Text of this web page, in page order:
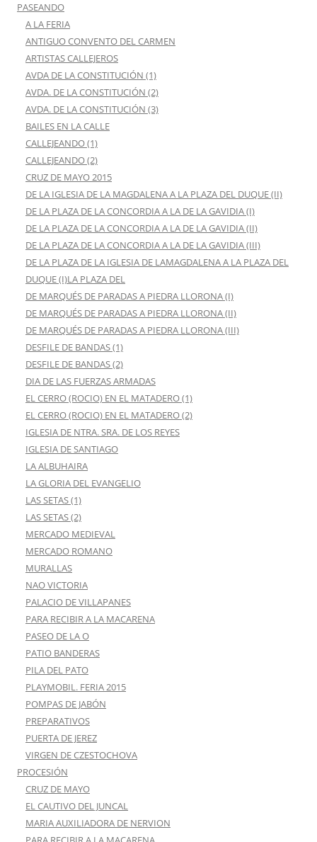
PASEANDO
A LA FERIA
ANTIGUO CONVENTO DEL CARMEN
ARTISTAS CALLEJEROS
AVDA DE LA CONSTITUCIÓN (1)
AVDA. DE LA CONSTITUCIÓN (2)
AVDA. DE LA CONSTITUCIÓN (3)
BAILES EN LA CALLE
CALLEJEANDO (1)
CALLEJEANDO (2)
CRUZ DE MAYO 2015
DE LA IGLESIA DE LA MAGDALENA A LA PLAZA DEL DUQUE (II)
DE LA PLAZA DE LA CONCORDIA A LA DE LA GAVIDIA (I)
DE LA PLAZA DE LA CONCORDIA A LA DE LA GAVIDIA (II)
DE LA PLAZA DE LA CONCORDIA A LA DE LA GAVIDIA (III)
DE LA PLAZA DE LA IGLESIA DE LAMAGDALENA A LA PLAZA DEL
DUQUE (I)LA PLAZA DEL
DE MARQUÉS DE PARADAS A PIEDRA LLORONA (I)
DE MARQUÉS DE PARADAS A PIEDRA LLORONA (II)
DE MARQUÉS DE PARADAS A PIEDRA LLORONA (III)
DESFILE DE BANDAS (1)
DESFILE DE BANDAS (2)
DIA DE LAS FUERZAS ARMADAS
EL CERRO (ROCIO) EN EL MATADERO (1)
EL CERRO (ROCIO) EN EL MATADERO (2)
IGLESIA DE NTRA. SRA. DE LOS REYES
IGLESIA DE SANTIAGO
LA ALBUHAIRA
LA GLORIA DEL EVANGELIO
LAS SETAS (1)
LAS SETAS (2)
MERCADO MEDIEVAL
MERCADO ROMANO
MURALLAS
NAO VICTORIA
PALACIO DE VILLAPANES
PARA RECIBIR A LA MACARENA
PASEO DE LA O
PATIO BANDERAS
PILA DEL PATO
PLAYMOBIL. FERIA 2015
POMPAS DE JABÓN
PREPARATIVOS
PUERTA DE JEREZ
VIRGEN DE CZESTOCHOVA
PROCESIÓN
CRUZ DE MAYO
EL CAUTIVO DEL JUNCAL
MARIA AUXILIADORA DE NERVION